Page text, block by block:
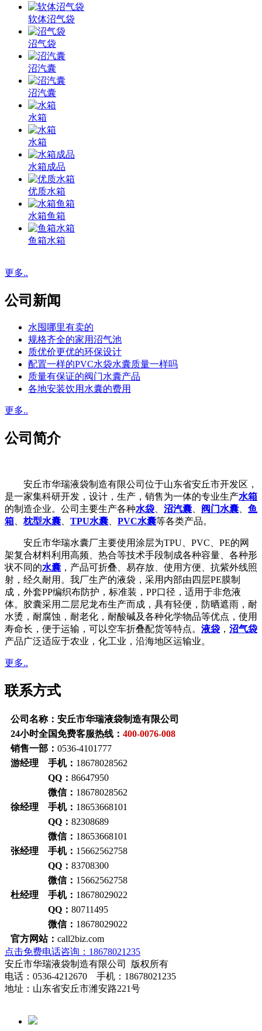
软体沼气袋
沼气袋
沼汽囊
沼汽囊
水箱
水箱
水箱成品
优质水箱
水箱鱼箱
鱼箱水箱
更多..
公司新闻
水囤哪里有卖的
规格齐全的家用沼气池
质优价更优的环保设计
配置一样的PVC水袋水囊质量一样吗
质量有保证的阀门水囊产品
各地安装饮用水囊的费用
更多..
公司简介
安丘市华瑞液袋制造有限公司位于山东省安丘市开发区，
是一家集科研开发，设计，生产，销售为一体的专业生产水箱
的制造企业。公司主要生产各种水袋、 沼汽囊、 阀门水囊、 鱼
箱、 枕型水囊、 TPU水囊、 PVC水囊等各类产品。
安丘市华瑞水囊厂主要使用涂层为TPU、PVC、PE的网
架复合材料利用高频、热合等技术手段制成各种容量、各种形
状不同的水囊 ，产品可折叠、易存放、使用方便、抗紫外线照
射，经久耐用。我厂生产的液袋，采用内部由四层PE膜制
成，外套PP编织布防护，标准装，PP口径，适用于非危液
体。胶囊采用二层尼龙布生产而成，具有轻便，防晒遮雨，耐
水烫，耐腐蚀，耐老化，耐酸碱及各种化学物品等优点，使用
寿命长，便于运输，可以空车折叠配货等特点。 液袋 ， 沼气袋
产品广泛适应于农业，化工业，沿海地区运输业。
更多..
联系方式
公司名称：安丘市华瑞液袋制造有限公司
24小时全国免费客服热线： 400-0076-008
销售一部： 0536-4101777
游经理 手机： 18678028562
QQ： 86647950
微信： 18678028562
徐经理 手机： 18653668101
QQ： 82308689
微信： 18653668101
张经理 手机： 15662562758
QQ： 83708300
微信： 15662562758
杜经理 手机： 18678029022
QQ： 80711495
微信： 18678029022
官方网站： call2biz.com
点击免费电话咨询：18678021235
安丘市华瑞液袋制造有限公司 版权所有
电话：0536-4212670 手机：18678021235
地址：山东省安丘市潍安路221号